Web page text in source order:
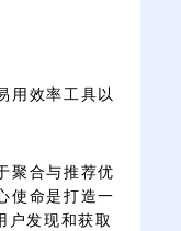
用效率工具以
聚合与推荐优
使命是打造一
户发现和获取